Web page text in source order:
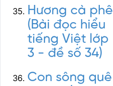
Hương cà phê
(Bài đọc hiểu
tiếng Việt lớp
3 - đề số 34)
Con sông quê